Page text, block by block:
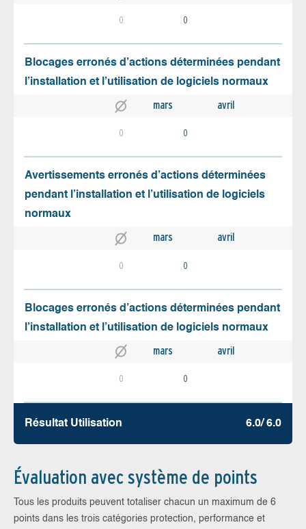
0 0
Blocages erronés d’actions déterminées pendant
l’installation et l’utilisation de logiciels normaux
mars avril
0 0
Avertissements erronés d’actions déterminées
pendant l’installation et l’utilisation de logiciels
normaux
mars avril
0 0
Blocages erronés d’actions déterminées pendant
l’installation et l’utilisation de logiciels normaux
mars avril
0 0
Résultat Utilisation 6.0/ 6.0
Évaluation avec système de points
Tous les produits peuvent totaliser chacun un maximum de 6
points dans les trois catégories protection, performance et